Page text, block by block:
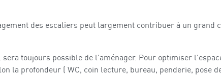
des escaliers peut largement contribuer à un grand
toujours possible de l’aménager. Pour optimiser
la profondeur ( WC, coin lecture, bureau, penderie, pose